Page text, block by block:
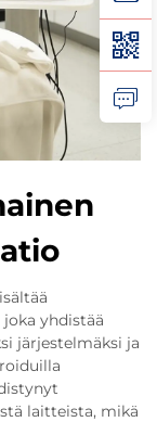
yhdistää
järjestelmäksi ja
laitteista, mikä